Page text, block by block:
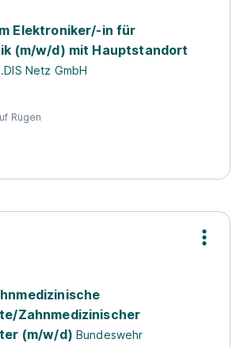
Elektroniker/-in für
(m/w/d) mit Hauptstandort
Netz GmbH
Rügen
Zahnmedizinischer
(m/w/d) Bundeswehr